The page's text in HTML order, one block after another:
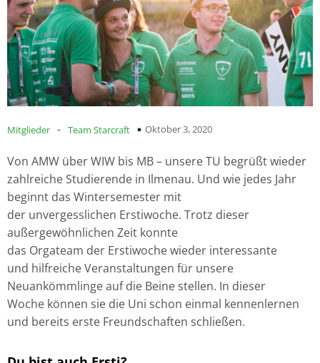
Mitglieder - Team Starcraft Oktober 3, 2020
Von AMW überWIW bis MB– unsere TU begrüßt wieder
zahlreiche Studierende in Ilmenau. Und wie jedes Jahr
beginnt das Wintersemester mit
der unvergesslichen Erstiwoche. Trotz dieser
außergewöhnlichen Zeit konnte
das Orgateam der Erstiwochewieder interessante
und hilfreiche Veranstaltungen für unsere
Neuankömmlinge auf die Beine stellen. In dieser
Woche können sie die Uni schon einmal kennenlernen
und bereits erste Freundschaften schließen.